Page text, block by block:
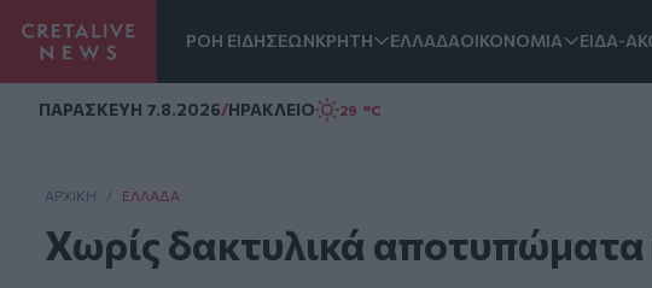
ΡΟΗ ΕΙΔΗΣΕΩΝΚΡΗΤΗ ΕΛΛΑΔΑΟΙΚΟΝΟΜΙΑ ΕΙΔΑ-
ΠΑΡΑΣΚΕΥΗ 7.8.2026/ΗΡΑΚΛΕΙΟ 29 °C
ΑΡΧΙΚΗ / ΕΛΛΆΔΑ
Χωρίς δακτυλικά αποτυπώματα